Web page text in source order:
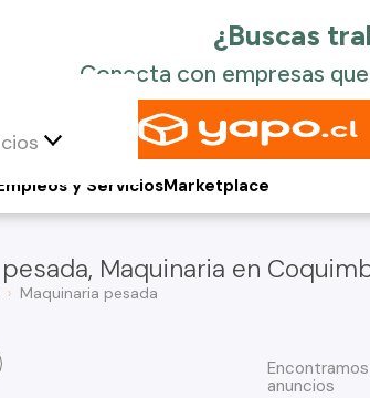
y ServiciosMarketplace
Maquinaria en
Maquinaria pesada
anuncios